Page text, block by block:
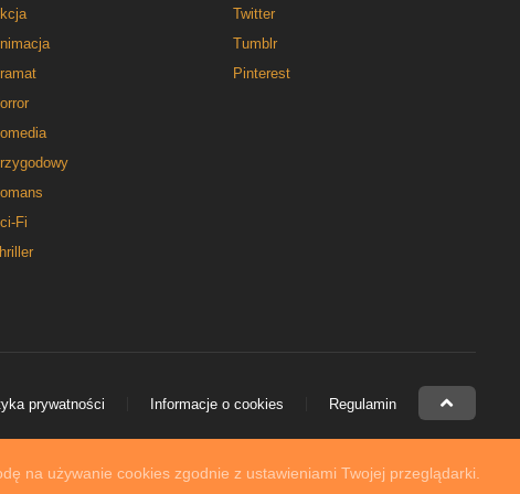
na używanie cookies zgodnie z ustawieniami Twojej przeglądarki.
Fi
Twitter
Tumblr
Pinterest
prywatności Informacje o cookies Regulamin